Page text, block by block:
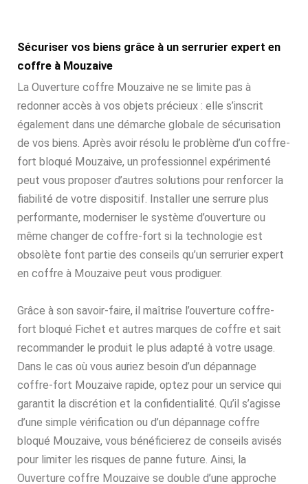
Sécuriser vos biens grâce à un serrurier expert en
coffre à Mouzaive
La Ouverture coffre Mouzaive ne se limite pas à
redonner accès à vos objets précieux : elle s’inscrit
également dans une démarche globale de sécurisation
de vos biens. Après avoir résolu le problème d’un coffre-
fort bloqué Mouzaive, un professionnel expérimenté
peut vous proposer d’autres solutions pour renforcer la
fiabilité de votre dispositif. Installer une serrure plus
performante, moderniser le système d’ouverture ou
même changer de coffre-fort si la technologie est
obsolète font partie des conseils qu’un serrurier expert
en coffre à Mouzaive peut vous prodiguer.
Grâce à son savoir-faire, il maîtrise l’ouverture coffre-
fort bloqué Fichet et autres marques de coffre et sait
recommander le produit le plus adapté à votre usage.
Dans le cas où vous auriez besoin d’un dépannage
coffre-fort Mouzaive rapide, optez pour un service qui
garantit la discrétion et la confidentialité. Qu’il s’agisse
d’une simple vérification ou d’un dépannage coffre
bloqué Mouzaive, vous bénéficierez de conseils avisés
pour limiter les risques de panne future. Ainsi, la
Ouverture coffre Mouzaive se double d’une approche